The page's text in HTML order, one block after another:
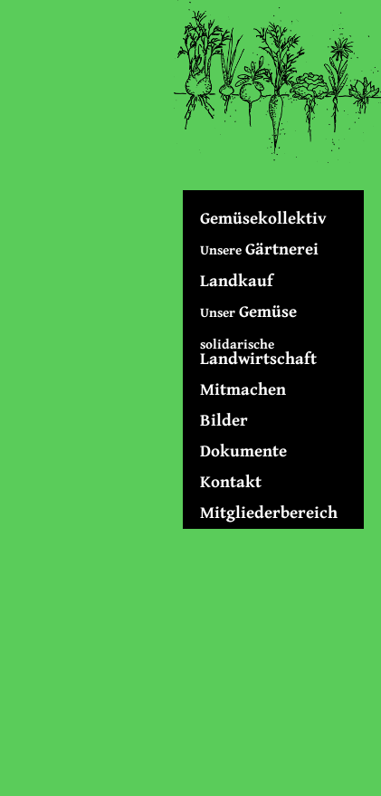
Gemüsekollektiv
Unsere Gärtnerei
Landkauf
Unser Gemüse
solidarische
Landwirtschaft
Mitmachen
Bilder
Dokumente
Kontakt
Mitgliederbereich